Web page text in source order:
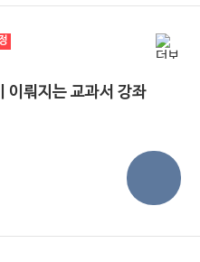
이뤄지는 교과서 강좌